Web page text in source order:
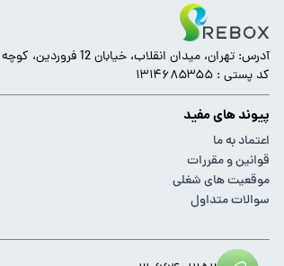
آدرس: تهران، میدان انقلاب، خیابان 12 فروردین، کوچه نوروز پلاک 27 طبقه سوم.
کد پستی : ۱۳۱۴۶۸۵۳۵۵
پیوند های مفید
اعتماد به ما
قوانین و مقررات
موقعیت های شغلی
سوالات متداول